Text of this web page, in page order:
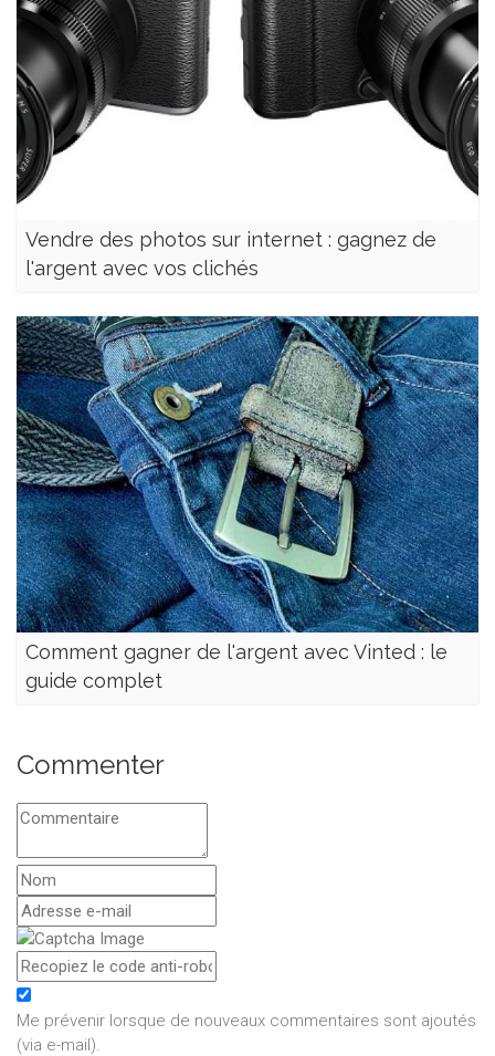
Vendre des photos sur internet : gagnez de
l'argent avec vos clichés
Comment gagner de l'argent avec Vinted : le
guide complet
Commenter
Me prévenir lorsque de nouveaux commentaires sont ajoutés
(via e-mail)